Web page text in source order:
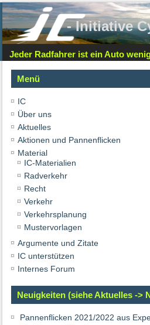
- Initiative
Jeder Radfahrer ist ein Auto
Menü
IC
Über uns
Aktuelles
Aktionen und Pannenflicken
Material
IC-Materialien
Radverkehr
Recht
Verkehr
Verkehrsplanung
Mustervorlagen
Argumente und Zitate
IC unterstützen
Internes Forum
Neuigkeiten (siehe Aktuelles ->
Pannenflicken 2021/2022 aus